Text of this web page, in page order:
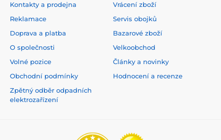
Kontakty a prodejna
Reklamace
Doprava a platba
O společnosti
Volné pozice
Obchodní podmínky
Zpětný odběr odpadních
elektrozařízení
Vrácení zboží
Servis obojků
Bazarové zboží
Velkoobchod
Články a novinky
Hodnocení a recenze